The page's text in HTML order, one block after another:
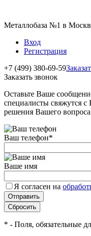
Металлобаза №1 в
Вход
Регистрация
+7 (499) 380-69-59
Заказать звонок
Оставьте Ваше
специалисты свяжутся
решения Вашего
Ваш телефон*
Ваше имя
Я согласен на
* - Поля, обязательные